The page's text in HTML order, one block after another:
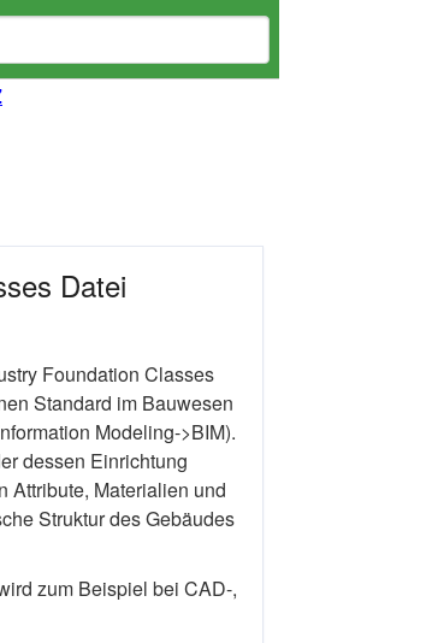
suchen
Datei
Foundation Classes
Standard im Bauwesen
Modeling->BIM).
dessen Einrichtung
Attribute, Materialien und
Struktur des Gebäudes
zum Beispiel bei CAD-,